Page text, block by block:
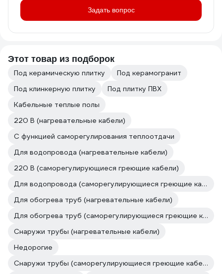
Задать вопрос
Этот товар из подборок
Под керамическую плитку
Под керамогранит
Под клинкерную плитку
Под плитку ПВХ
Кабельные теплые полы
220 В (нагревательные кабели)
С функцией саморегулирования теплоотдачи
Для водопровода (нагревательные кабели)
220 В (саморегулирующиеся греющие кабели)
Для водопровода (саморегулирующиеся греющие кабели)
Для обогрева труб (нагревательные кабели)
Для обогрева труб (саморегулирующиеся греющие кабели)
Снаружи трубы (нагревательные кабели)
Недорогие
Снаружи трубы (саморегулирующиеся греющие кабели)